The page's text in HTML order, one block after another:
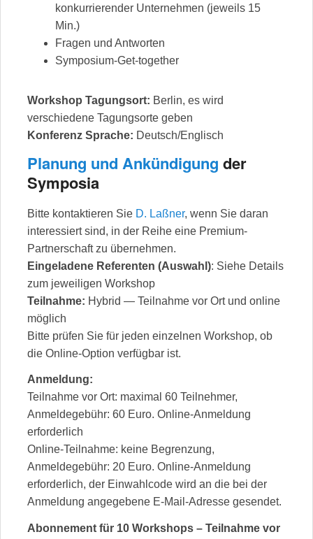
konkurrierender Unternehmen (jeweils 15
Min.)
Fragen und Antworten
Symposium-Get-together
Workshop Tagungsort: Berlin, es wird
verschiedene Tagungsorte geben
Konferenz Sprache: Deutsch/Englisch
Planung und Ankündigung der
Symposia
Bitte kontaktieren Sie D. Laßner, wenn Sie daran
interessiert sind, in der Reihe eine Premium-
Partnerschaft zu übernehmen.
Eingeladene Referenten (Auswahl): Siehe Details
zum jeweiligen Workshop
Teilnahme: Hybrid — Teilnahme vor Ort und online
möglich
Bitte prüfen Sie für jeden einzelnen Workshop, ob
die Online-Option verfügbar ist.
Anmeldung:
Teilnahme vor Ort: maximal 60 Teilnehmer,
Anmeldegebühr: 60 Euro. Online-Anmeldung
erforderlich
Online-Teilnahme: keine Begrenzung,
Anmeldegebühr: 20 Euro. Online-Anmeldung
erforderlich, der Einwahlcode wird an die bei der
Anmeldung angegebene E-Mail-Adresse gesendet.
Abonnement für 10 Workshops – Teilnahme vor